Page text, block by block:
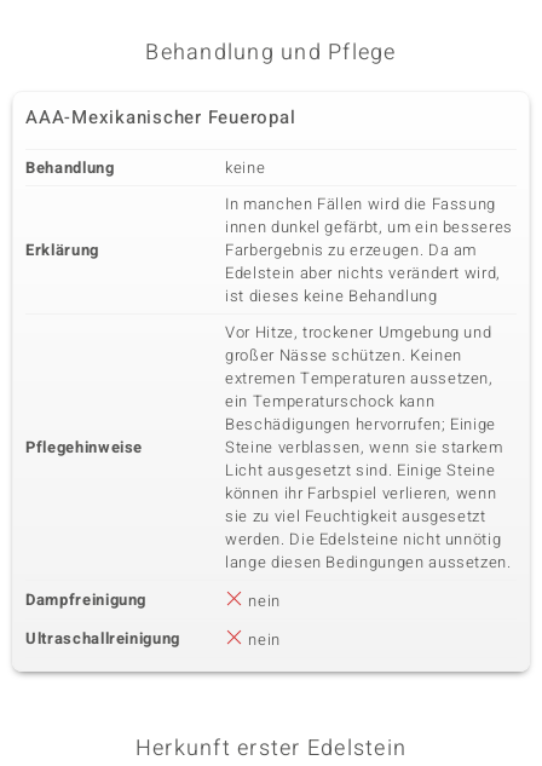
Behandlung und Pflege
AAA-Mexikanischer Feueropal
Behandlung keine
Erklärung
In manchen Fällen wird die Fassung
innen dunkel gefärbt, um ein besseres
Farbergebnis zu erzeugen. Da am
Edelstein aber nichts verändert wird,
ist dieses keine Behandlung
Pflegehinweise
Vor Hitze, trockener Umgebung und
großer Nässe schützen. Keinen
extremen Temperaturen aussetzen,
ein Temperaturschock kann
Beschädigungen hervorrufen; Einige
Steine verblassen, wenn sie starkem
Licht ausgesetzt sind. Einige Steine
können ihr Farbspiel verlieren, wenn
sie zu viel Feuchtigkeit ausgesetzt
werden. Die Edelsteine nicht unnötig
lange diesen Bedingungen aussetzen.
Dampfreinigung
nein
Ultraschallreinigung
nein
Herkunft erster Edelstein